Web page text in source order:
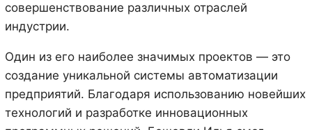
совершенствование различных отраслей
индустрии.
Один из его наиболее значимых проектов — это
создание уникальной системы автоматизации
предприятий. Благодаря использованию новейших
технологий и разработке инновационных